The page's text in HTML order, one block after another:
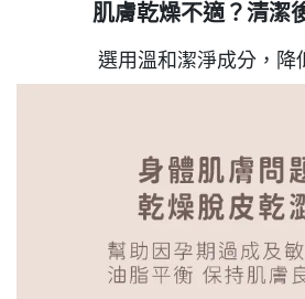
肌膚乾燥不適？清潔
選用溫和潔淨成分，降